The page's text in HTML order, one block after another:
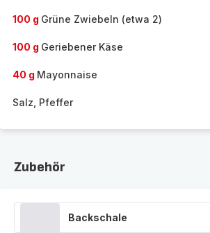
100 g Grüne Zwiebeln (etwa 2)
100 g Geriebener Käse
40 g Mayonnaise
Salz, Pfeffer
Zubehör
Backschale